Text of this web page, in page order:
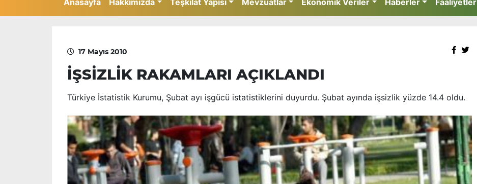
Anasayfa Hakkımızda Teşkilat Yapısı Mevzuatlar Ekonomik Veriler Haberler Faaliyetler
17 Mayıs 2010
İŞSİZLİK RAKAMLARI AÇIKLANDI
Türkiye İstatistik Kurumu, Şubat ayı işgücü istatistiklerini duyurdu. Şubat ayında işsizlik yüzde 14.4 oldu.